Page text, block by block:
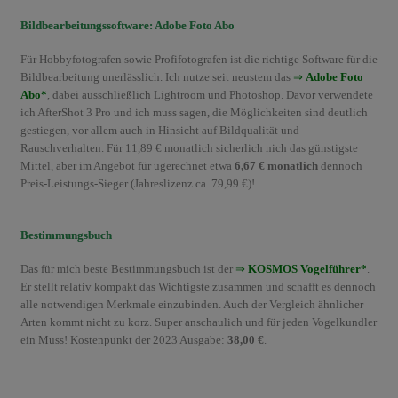
Bildbearbeitungssoftware: Adobe Foto Abo
Für Hobbyfotografen sowie Profifotografen ist die richtige Software für die
Bildbearbeitung unerlässlich. Ich nutze seit neustem das ⇒ Adobe Foto
Abo*, dabei ausschließlich Lightroom und Photoshop. Davor verwendete
ich AfterShot 3 Pro und ich muss sagen, die Möglichkeiten sind deutlich
gestiegen, vor allem auch in Hinsicht auf Bildqualität und
Rauschverhalten. Für 11,89 € monatlich sicherlich nich das günstigste
Mittel, aber im Angebot für ugerechnet etwa 6,67 € monatlichdennoch
Preis-Leistungs-Sieger (Jahreslizenz ca. 79,99 €)!
Bestimmungsbuch
Das für mich beste Bestimmungsbuch ist der ⇒ KOSMOS Vogelführer*.
Er stellt relativ kompakt das Wichtigste zusammen und schafft es dennoch
alle notwendigen Merkmale einzubinden. Auch der Vergleich ähnlicher
Arten kommt nicht zu korz. Super anschaulich und für jeden Vogelkundler
ein Muss! Kostenpunkt der 2023 Ausgabe: 38,00 €.